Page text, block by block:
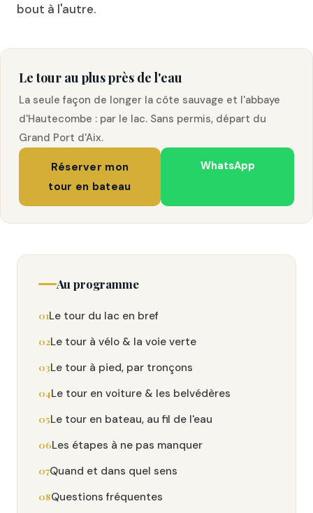
bout à l'autre.
Le tour au plus près de l'eau
La seule façon de longer la côte sauvage et l'abbaye
d'Hautecombe : par le lac. Sans permis, départ du
Grand Port d'Aix.
Réserver mon
tour en bateau
WhatsApp
Au programme
Le tour du lac en bref
Le tour à vélo & la voie verte
Le tour à pied, par tronçons
Le tour en voiture & les belvédères
Le tour en bateau, au fil de l'eau
Les étapes à ne pas manquer
Quand et dans quel sens
Questions fréquentes